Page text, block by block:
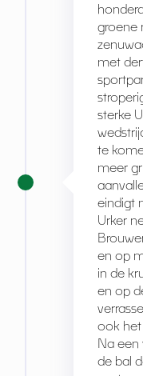
groene
met
sterke
te
meer
eindigt
Urker
en op
in de
en op
ook het
Na een
de bal